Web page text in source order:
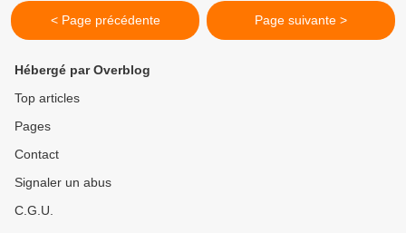
< Page précédente Page suivante >
Hébergé par Overblog
Top articles
Pages
Contact
Signaler un abus
C.G.U.